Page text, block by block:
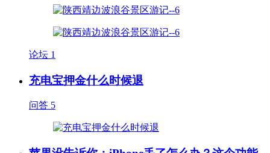
论坛 1
充电宝押金什么时候退
问答 5